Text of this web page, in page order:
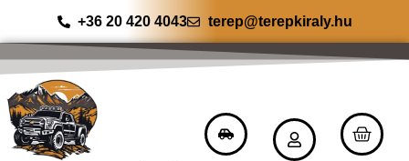
+36 20 420 4043 terep@terepkiraly.hu